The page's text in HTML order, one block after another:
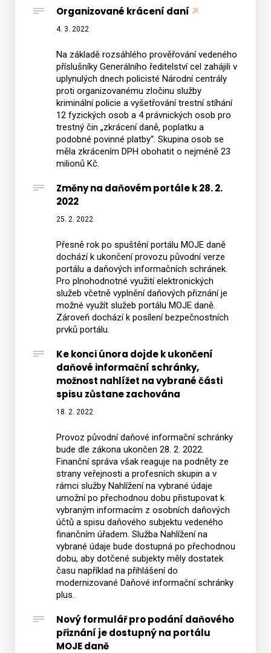
Organizované krácení daní
4. 3. 2022
Na základě rozsáhlého prověřování vedeného
příslušníky Generálního ředitelství cel zahájili v
uplynulých dnech policisté Národní centrály
proti organizovanému zločinu služby
kriminální policie a vyšetřování trestní stíhání
12 fyzických osob a 4 právnických osob pro
trestný čin „zkrácení daně, poplatku a
podobné povinné platby“. Skupina osob se
měla zkrácením DPH obohatit o nejméně 23
milionů Kč.
Změny na daňovém portále k 28. 2.
2022
25. 2. 2022
Přesně rok po spuštění portálu MOJE daně
dochází k ukončení provozu původní verze
portálu a daňových informačních schránek.
Pro plnohodnotné využití elektronických
služeb včetně vyplnění daňových přiznání je
možné využít služeb portálu MOJE daně.
Zároveň dochází k posílení bezpečnostních
prvků portálu.
Ke konci února dojde k ukončení
daňové informační schránky,
možnost nahlížet na vybrané části
spisu zůstane zachována
18. 2. 2022
Provoz původní daňové informační schránky
bude dle zákona ukončen 28. 2. 2022.
Finanční správa však reaguje na podněty ze
strany veřejnosti a profesních skupin a v
rámci služby Nahlížení na vybrané údaje
umožní po přechodnou dobu přistupovat k
vybraným informacím z osobních daňových
účtů a spisu daňového subjektu vedeného
finančním úřadem. Služba Nahlížení na
vybrané údaje bude dostupná po přechodnou
dobu, aby dotčené subjekty měly dostatek
času například na přihlášení do
modernizované Daňové informační schránky
plus.
Nový formulář pro podání daňového
přiznání je dostupný na portálu
MOJE daně